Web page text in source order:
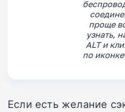
проще
узнать,
ALT и
по
Если есть желание